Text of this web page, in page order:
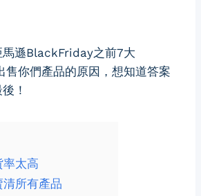
馬遜BlackFriday之前7大
售你們產品的原因，想知道答案
！
率太高
清所有產品